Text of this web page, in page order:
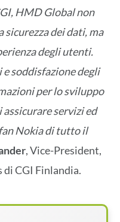
HMD Global non
sicurezza dei dati, ma
degli utenti.
e soddisfazione degli
per lo sviluppo
servizi ed
Nokia di tutto il
, Vice-President,
CGI Finlandia.